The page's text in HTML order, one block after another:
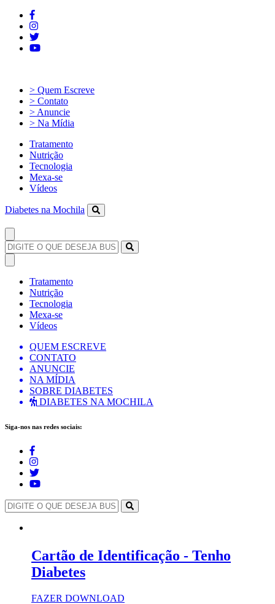
> Quem Escreve
> Contato
> Anuncie
> Na Mídia
Tratamento
Nutrição
Tecnologia
Mexa-se
Vídeos
Diabetes na Mochila
Tratamento
Nutrição
Tecnologia
Mexa-se
Vídeos
QUEM ESCREVE
CONTATO
ANUNCIE
NA MÍDIA
SOBRE DIABETES
DIABETES NA MOCHILA
Siga-nos nas redes sociais:
Cartão de Identificação - Tenho
Diabetes
FAZER DOWNLOAD